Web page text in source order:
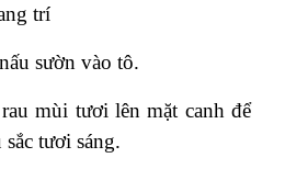
trí
sườn vào tô.
mùi tươi lên mặt canh để
tươi sáng.